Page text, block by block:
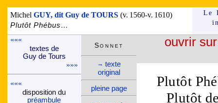
MichelGUY, dit Guy de TOURS (v. 1560-v. 1610)
Plutôt Phébus…
Le
«««
textes de
Guy de Tours
»»»
«««
dispo­si­tion du
pré­am­bule
ouvrir
Plutôt
Plutôt
Son­net
→ texte
ori­ginal
pleine page